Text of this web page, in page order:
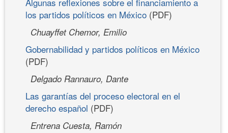
los partidos políticos en México (PDF)
Chuayffet Chemor, Emilio
Gobernabilidad y partidos políticos en México
(PDF)
Delgado Rannauro, Dante
Las garantías del proceso electoral en el
derecho español (PDF)
Entrena Cuesta, Ramón